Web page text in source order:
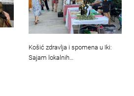
Košić zdravlja i spomena u Iki:
Sajam lokalnih…